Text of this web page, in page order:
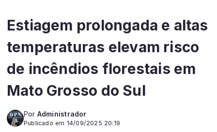
Estiagem prolongada e altas
temperaturas elevam risco
de incêndios florestais em
Mato Grosso do Sul
Por Administrador
Publicado em 14/09/2025 20:19